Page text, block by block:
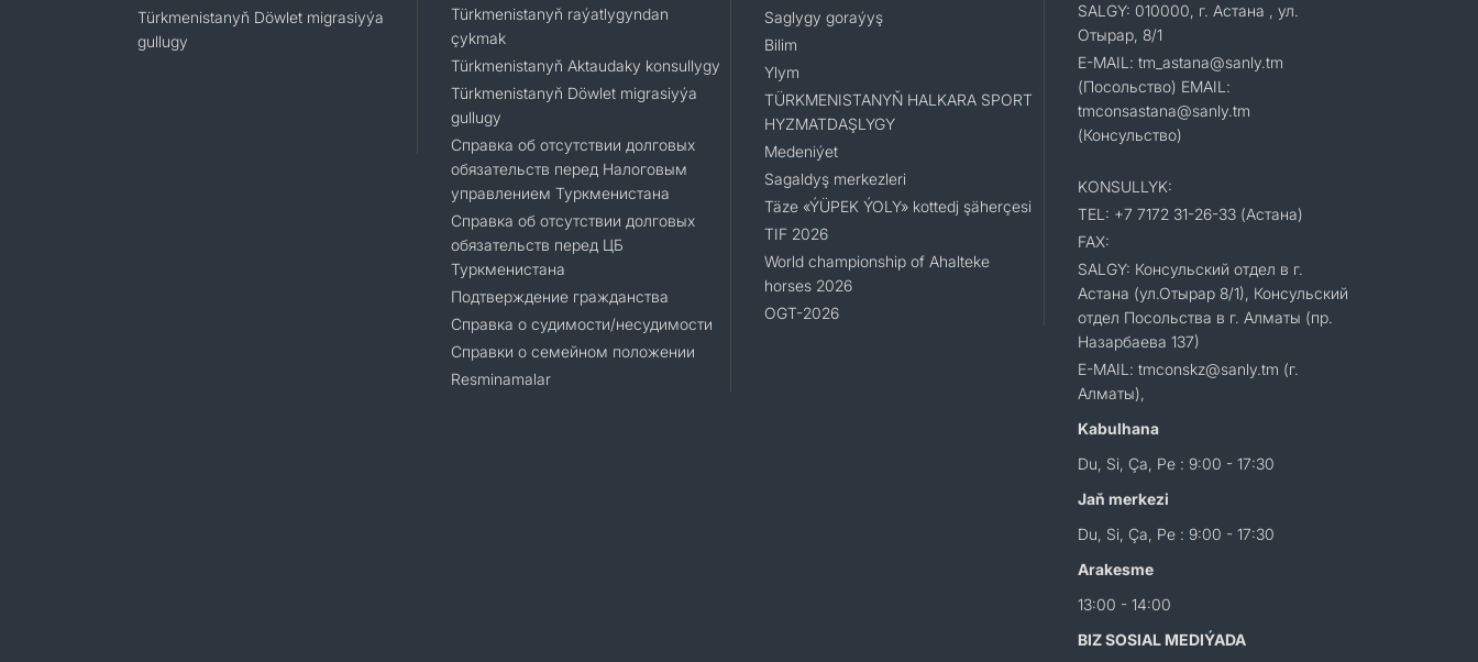
Türkmenistanyň Döwlet migrasiyýa
gullugy
Türkmenistanyň raýatlygyndan
çykmak
Türkmenistanyň Aktaudaky konsullygy
Türkmenistanyň Döwlet migrasiyýa
gullugy
Справка об отсутствии долговых
обязательств перед Налоговым
управлением Туркменистана
Справка об отсутствии долговых
обязательств перед ЦБ
Туркменистана
Подтверждение гражданства
Справка о судимости/несудимости
Cправки о семейном положении
Resminamalar
Saglygy goraýyş
Bilim
Ylym
TÜRKMENISTANYŇ HALKARA SPORT
HYZMATDAŞLYGY
Medeniýet
Sagaldyş merkezleri
Täze «ÝÜPEK ÝOLY» kottedj şäherçesi
TIF 2026
World championship of Ahalteke
horses 2026
OGT-2026
SALGY: 010000, г. Астана , ул.
Отырар, 8/1
E-MAIL: tm_astana@sanly.tm
(Посольство) EMAIL:
tmconsastana@sanly.tm
(Консульство)
KONSULLYK:
TEL: +7 7172 31-26-33 (Астана)
FAX:
SALGY: Консульский отдел в г.
Астана (ул.Отырар 8/1), Консульский
отдел Посольства в г. Алматы (пр.
Назарбаева 137)
E-MAIL: tmconskz@sanly.tm (г.
Алматы),
Kabulhana
Du, Si, Ça, Pe : 9:00 - 17:30
Jaň merkezi
Du, Si, Ça, Pe : 9:00 - 17:30
Arakesme
13:00 - 14:00
BIZ SOSIAL MEDIÝADA